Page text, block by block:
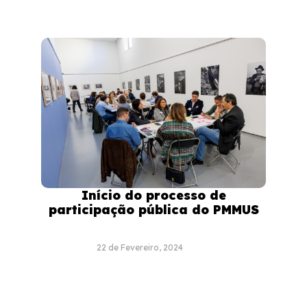
Início do processo de
participação pública do PMMUS
22 de Fevereiro, 2024